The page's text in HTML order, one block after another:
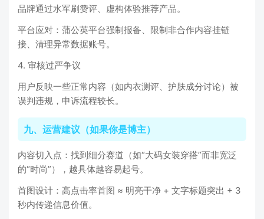
品牌通过水军刷赞评、虚构体验推荐产品。
平台应对：蒲公英平台强制报备、限制非合作内容挂链
接、清理异常数据账号。
4. 审核过严争议
用户反映一些正常内容（如内衣测评、护肤成分讨论）被
误判违规，申诉流程较长。
九、运营建议（如果你是博主）
内容切入点：找到细分赛道（如“大码女装穿搭”而非宽泛
的“时尚”），越具体越容易起号。
首图设计：高点击率首图 ≈ 明亮干净 + 文字标题突出 + 3
秒内传递信息价值。